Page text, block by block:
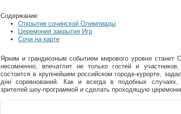
Содержание:
Открытие сочинской Олимпиады
Церемония закрытия Игр
Сочи на карте
Ярким и грандиозным событием мирового уровня станет
несомненно, впечатлит не только гостей и
состоится в крупнейшем российском городе-курорте,
дни соревнований. Как и всегда в подобных случаях,
зрителей шоу-программой и сделать проходящую